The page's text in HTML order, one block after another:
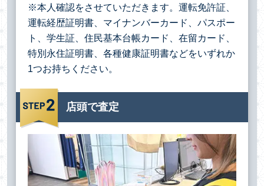
※本人確認をさせていただきます。運転免許証、
運転経歴証明書、マイナンバーカード、パスポー
ト、学生証、住民基本台帳カード、在留カード、
特別永住証明書、各種健康証明書などをいずれか
1つお持ちください。
店頭で査定